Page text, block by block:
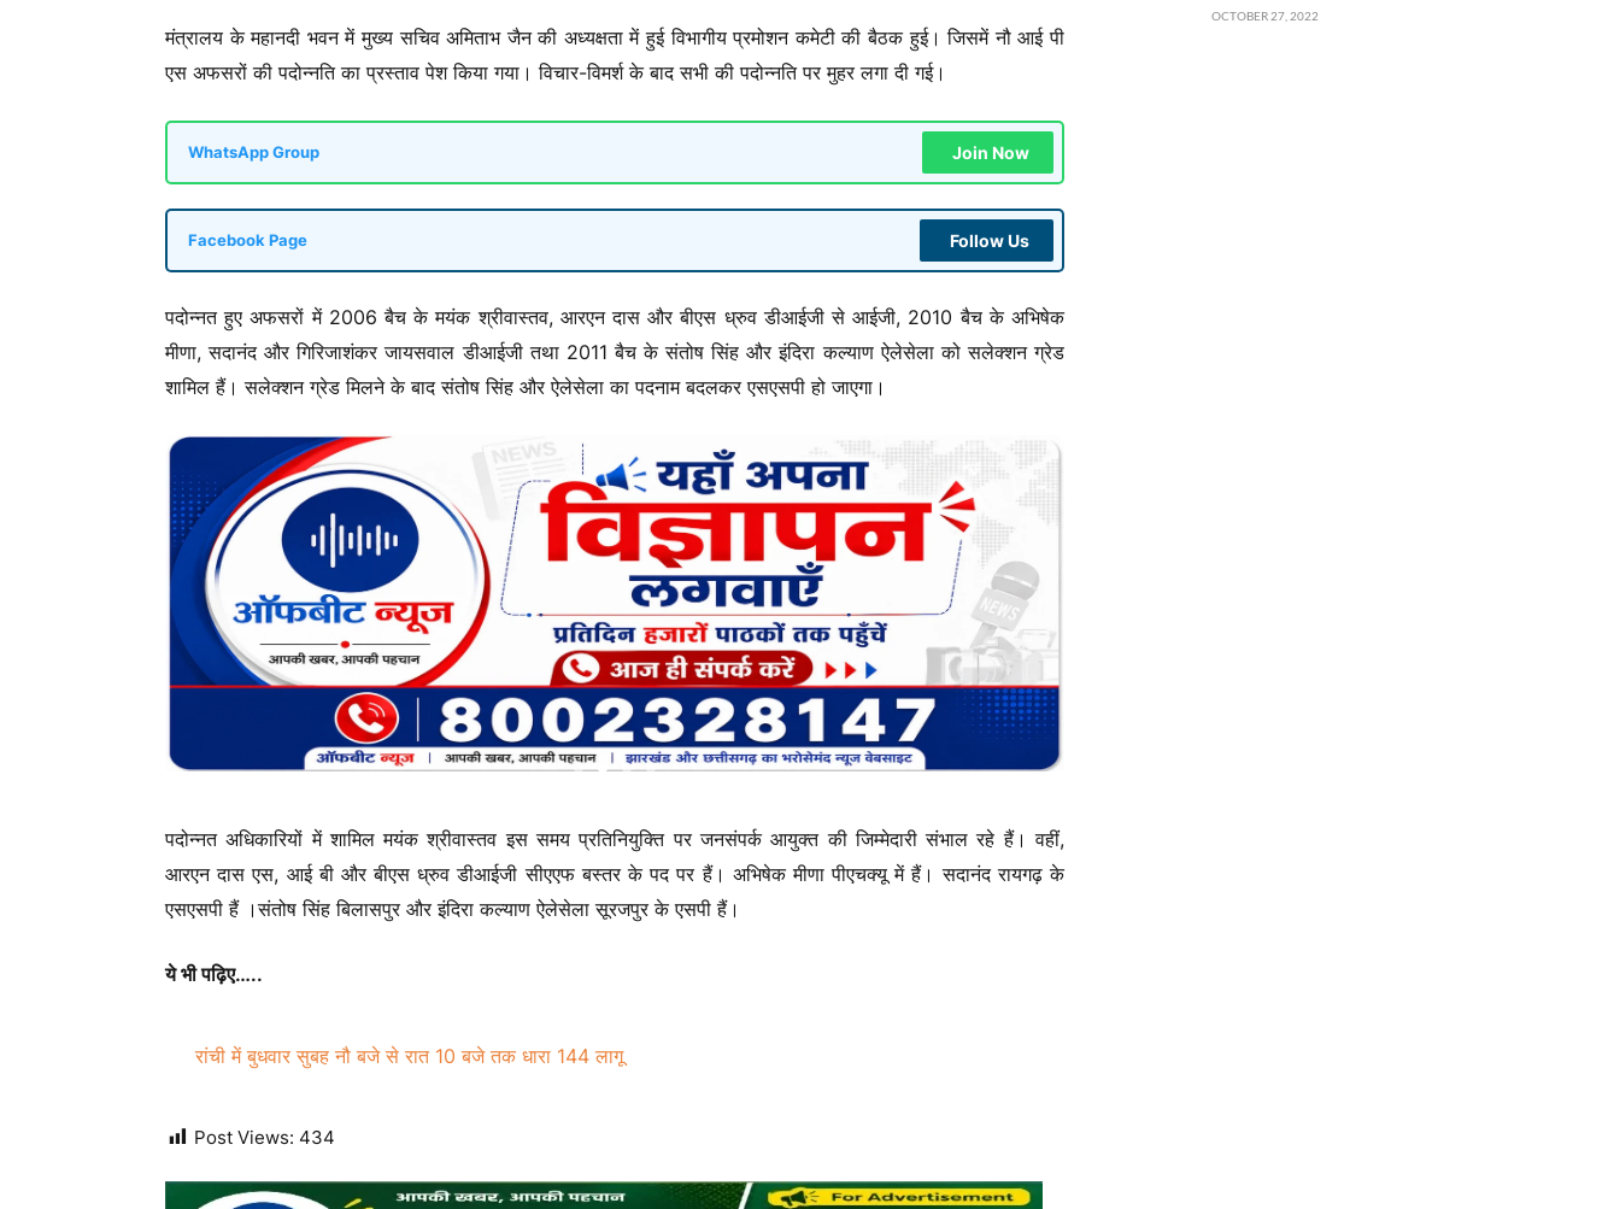
मंत्रालय के महानदी भवन में मुख्य सचिव अमिताभ जैन की अध्यक्षता में हुई विभागीय प्रमोशन कमेटी की बैठक हुई। जिसमें नौ आई पी
एस अफसरों की पदोन्नति का प्रस्ताव पेश किया गया। विचार-विमर्श के बाद सभी की पदोन्नति पर मुहर लगा दी गई।
WhatsApp Group Join Now
Facebook Page Follow Us
पदोन्नत हुए अफसरों में 2006 बैच के मयंक श्रीवास्तव, आरएन दास और बीएस ध्रुव डीआईजी से आईजी, 2010 बैच के अभिषेक
मीणा, सदानंद और गिरिजाशंकर जायसवाल डीआईजी तथा 2011 बैच के संतोष सिंह और इंदिरा कल्याण ऐलेसेला को सलेक्शन ग्रेड
शामिल हैं। सलेक्शन ग्रेड मिलने के बाद संतोष सिंह और ऐलेसेला का पदनाम बदलकर एसएसपी हो जाएगा।
पदोन्नत अधिकारियों में शामिल मयंक श्रीवास्तव इस समय प्रतिनियुक्ति पर जनसंपर्क आयुक्त की जिम्मेदारी संभाल रहे हैं। वहीं,
आरएन दास एस, आई बी और बीएस ध्रुव डीआईजी सीएएफ बस्तर के पद पर हैं। अभिषेक मीणा पीएचक्यू में हैं। सदानंद रायगढ़ के
एसएसपी हैं ।संतोष सिंह बिलासपुर और इंदिरा कल्याण ऐलेसेला सूरजपुर के एसपी हैं।
ये भी पढ़िए…..
रांची में बुधवार सुबह नौ बजे से रात 10 बजे तक धारा 144 लागू
Post Views: 434
OCTOBER 27, 2022